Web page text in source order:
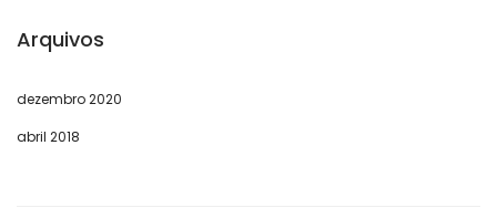
Arquivos
dezembro 2020
abril 2018